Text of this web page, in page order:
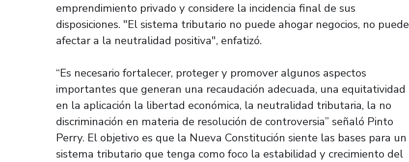
emprendimiento privado y considere la incidencia final de sus
disposiciones. "El sistema tributario no puede ahogar negocios, no puede
afectar a la neutralidad positiva", enfatizó.
“Es necesario fortalecer, proteger y promover algunos aspectos
importantes que generan una recaudación adecuada, una equitatividad
en la aplicación la libertad económica, la neutralidad tributaria, la no
discriminación en materia de resolución de controversia” señaló Pinto
Perry. El objetivo es que la Nueva Constitución siente las bases para un
sistema tributario que tenga como foco la estabilidad y crecimiento del